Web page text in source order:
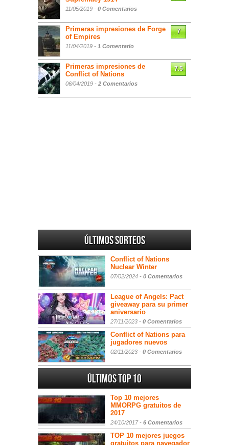
11/05/2019 - 0 Comentarios
Primeras impresiones de Forge
of Empires
11/04/2019 - 1 Comentario
7
Primeras impresiones de
Conflict of Nations
06/04/2019 - 2 Comentarios
7.5
Últimos sorteos
Conflict of Nations
Nuclear Winter
07/02/2024 - 0 Comentarios
League of Angels: Pact
giveaway para su primer
aniversario
27/11/2023 - 0 Comentarios
Conflict of Nations para
jugadores nuevos
02/11/2023 - 0 Comentarios
Últimos Top 10
Top 10 mejores
MMORPG gratuitos de
2017
24/10/2017 - 6 Comentarios
TOP 10 mejores juegos
gratuitos para navegador